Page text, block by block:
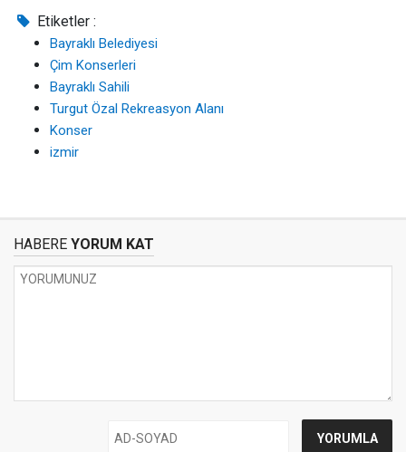
Etiketler :
Bayraklı Belediyesi
Çim Konserleri
Bayraklı Sahili
Turgut Özal Rekreasyon Alanı
Konser
izmir
HABERE YORUM KAT